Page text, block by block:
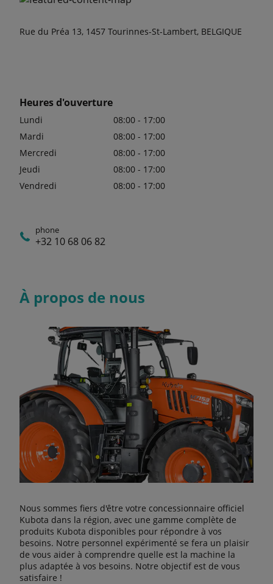
Rue du Préa 13, 1457 Tourinnes-St-Lambert, BELGIQUE
Heures d'ouverture
Lundi
08:00 - 17:00
Mardi
08:00 - 17:00
Mercredi
08:00 - 17:00
Jeudi
08:00 - 17:00
Vendredi
08:00 - 17:00
phone
+32 10 68 06 82
À propos de nous
Nous sommes fiers d'être votre concessionnaire officiel
Kubota dans la région, avec une gamme complète de
produits Kubota disponibles pour répondre à vos
besoins. Notre personnel expérimenté se fera un plaisir
de vous aider à comprendre quelle est la machine la
plus adaptée à vos besoins. Notre objectif est de vous
satisfaire !